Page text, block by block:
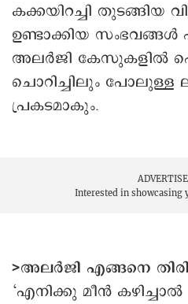
കക്കയിറച്ചി തുടങ്ങിയ
ഉണ്ടാക്കിയ
അലർജി കേസുകളിൽ
ചൊറിച്ചിലും
പ്രകടമാകും.
Interested in showcasing
>അലർജി എങ്ങനെ
‘എനിക്കു മീൻ